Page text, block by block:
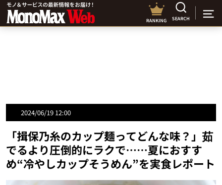
RANKING SEARCH
2024/06/19 12:00
「揖保乃糸のカップ麺ってどんな味？」茹
でるより圧倒的にラクで……夏におすす
め“冷やしカップそうめん”を実食レポート